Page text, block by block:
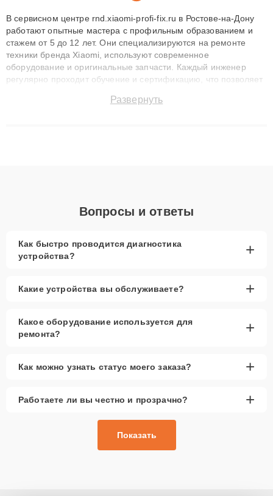
В сервисном центре rnd.xiaomi-profi-fix.ru в Ростове-на-Дону
работают опытные мастера с профильным образованием и
стажем от 5 до 12 лет. Они специализируются на ремонте
техники бренда Xiaomi, используют современное
оборудование и оригинальные запчасти. Каждый инженер
регулярно проходит обучение и сертификацию, что позволяет
технику с сохранением гарантии до 3 лет. Наши мастера
Развернуть
Вопросы и ответы
Как быстро проводится диагностика
устройства?
+
Какие устройства вы обслуживаете? +
Какое оборудование используется для
ремонта?
+
Как можно узнать статус моего заказа? +
Работаете ли вы честно и прозрачно? +
Показать